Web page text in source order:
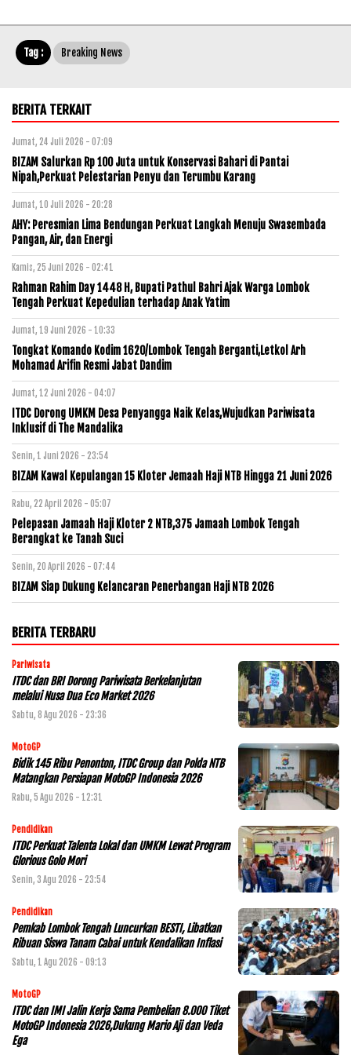
Tag : Breaking News
BERITA TERKAIT
Jumat, 24 Juli 2026 - 07:09
BIZAM Salurkan Rp 100 Juta untuk Konservasi Bahari di Pantai
Nipah,Perkuat Pelestarian Penyu dan Terumbu Karang
Jumat, 10 Juli 2026 - 20:28
AHY: Peresmian Lima Bendungan Perkuat Langkah Menuju Swasembada
Pangan, Air, dan Energi
Kamis, 25 Juni 2026 - 02:41
Rahman Rahim Day 1448 H, Bupati Pathul Bahri Ajak Warga Lombok
Tengah Perkuat Kepedulian terhadap Anak Yatim
Jumat, 19 Juni 2026 - 10:33
Tongkat Komando Kodim 1620/Lombok Tengah Berganti,Letkol Arh
Mohamad Arifin Resmi Jabat Dandim
Jumat, 12 Juni 2026 - 04:07
ITDC Dorong UMKM Desa Penyangga Naik Kelas,Wujudkan Pariwisata
Inklusif di The Mandalika
Senin, 1 Juni 2026 - 23:54
BIZAM Kawal Kepulangan 15 Kloter Jemaah Haji NTB Hingga 21 Juni 2026
Rabu, 22 April 2026 - 05:07
Pelepasan Jamaah Haji Kloter 2 NTB,375 Jamaah Lombok Tengah
Berangkat ke Tanah Suci
Senin, 20 April 2026 - 07:44
BIZAM Siap Dukung Kelancaran Penerbangan Haji NTB 2026
BERITA TERBARU
Pariwisata
ITDC dan BRI Dorong Pariwisata Berkelanjutan
melalui Nusa Dua Eco Market 2026
Sabtu, 8 Agu 2026 - 23:36
MotoGP
Bidik 145 Ribu Penonton, ITDC Group dan Polda NTB
Matangkan Persiapan MotoGP Indonesia 2026
Rabu, 5 Agu 2026 - 12:31
Pendidikan
ITDC Perkuat Talenta Lokal dan UMKM Lewat Program
Glorious Golo Mori
Senin, 3 Agu 2026 - 23:54
Pendidikan
Pemkab Lombok Tengah Luncurkan BESTI, Libatkan
Ribuan Siswa Tanam Cabai untuk Kendalikan Inflasi
Sabtu, 1 Agu 2026 - 09:13
MotoGP
ITDC dan IMI Jalin Kerja Sama Pembelian 8.000 Tiket
MotoGP Indonesia 2026,Dukung Mario Aji dan Veda
Ega